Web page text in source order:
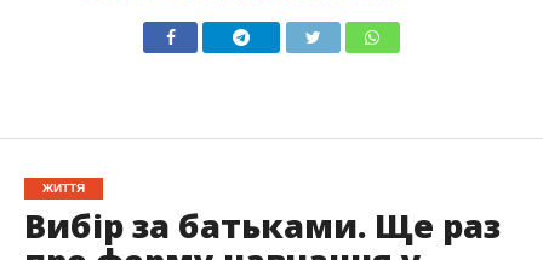
ЖИТТЯ
Вибір за батьками. Ще раз